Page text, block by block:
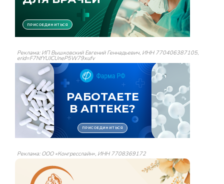
Реклама: ИП Вышковский Евгений Геннадьевич, ИНН 770406387105,
erid=F7NfYUJCUneP5W79xufv
Реклама: ООО «Конгресслайн», ИНН 7708369172